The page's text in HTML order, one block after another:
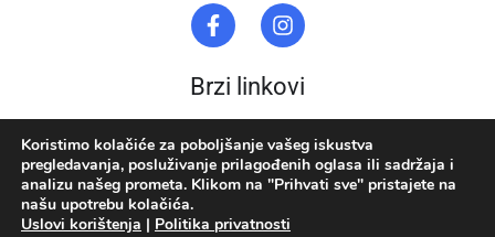
Brzi linkovi
Stomatološka oprema
Zubna tehnika
Akcija
O nama
Uslovi korištenja
Koristimo kolačiće za poboljšanje vašeg iskustva
pregledavanja, posluživanje prilagođenih oglasa ili sadržaja i
analizu našeg prometa. Klikom na "Prihvati sve" pristajete na
našu upotrebu kolačića.
Uslovi korištenja | Politika privatnosti